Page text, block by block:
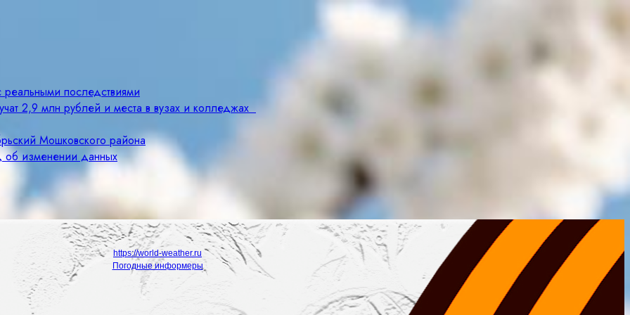
последствиями
2,9 млн рублей и места в вузах и колледжах
Мошковского района
об изменении данных
https://world-weather.ru
Погодные информеры